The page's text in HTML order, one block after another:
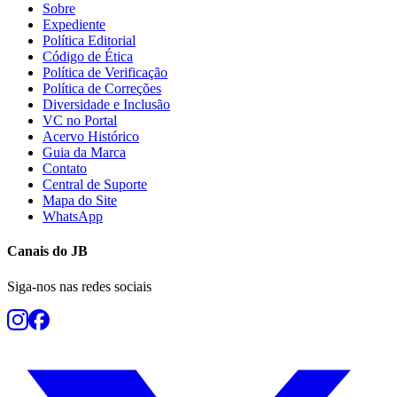
Vasco
Sobre
Expediente
Política Editorial
Código de Ética
Política de Verificação
Política de Correções
Diversidade e Inclusão
VC no Portal
Acervo Histórico
Guia da Marca
Contato
Central de Suporte
Mapa do Site
WhatsApp
Canais do JB
Siga-nos nas redes sociais